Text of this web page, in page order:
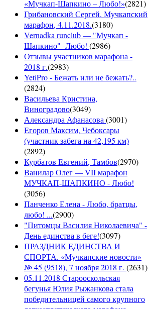
«Мучкап-Шапкино – Любо!»(2821)
Грибановский Сергей. Мучкапский
марафон, 4.11.2018.(3180)
Vernadka runclub — "Мучкап -
Шапкино" -Любо! (2986)
Отзывы участников марафона -
2018 г.(2983)
YetiPro - Бежать или не бежать?..
(2824)
Васильева Кристина,
Виноградово(3049)
Александра Афанасова(3001)
Егоров Максим, Чебоксары
(участник забега на 42,195 км)
(2892)
Курбатов Евгений, Тамбов(2970)
Ванилар Олег — VII марафон
МУЧКАП-ШАПКИНО - Любо!
(3056)
Панченко Елена - Любо, братцы,
любо! ...(2900)
"Питомцы Василия Николаевича" -
День единства в беге!(3097)
ПРАЗДНИК ЕДИНСТВА И
СПОРТА. «Мучкапские новости»
№ 45 (9518), 7 ноября 2018 г. (2631)
05.11.2018 Старооскольская
бегунья Юлия Рыжанкова стала
победительницей самого крупного